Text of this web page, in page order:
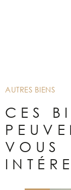
AUTRES BIENS
CES
VOUS